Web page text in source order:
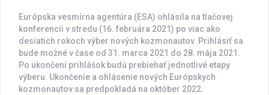
Európska vesmírna agentúra (ESA) ohlásila na tlačovej
konferencii v stredu (16. februára 2021) po viac ako
desiatich rokoch výber nových kozmonautov. Prihlásiť sa
bude možné v čase od 31. marca 2021 do 28. mája 2021.
Po ukončení prihlášok budú prebiehať jednotlivé etapy
výberu. Ukončenie a ohlásenie nových Európskych
kozmonautov sa predpokladá na október 2022.